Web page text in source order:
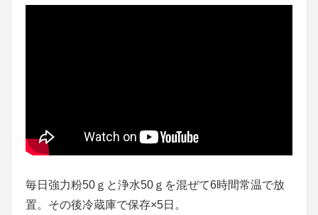
毎日強力粉50ｇと浄水50ｇを混ぜて6時間常温で放
置。その後冷蔵庫で保存×5日。